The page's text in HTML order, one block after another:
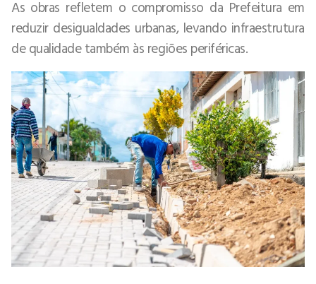
As obras refletem o compromisso da Prefeitura em
reduzir desigualdades urbanas, levando infraestrutura
de qualidade também às regiões periféricas.